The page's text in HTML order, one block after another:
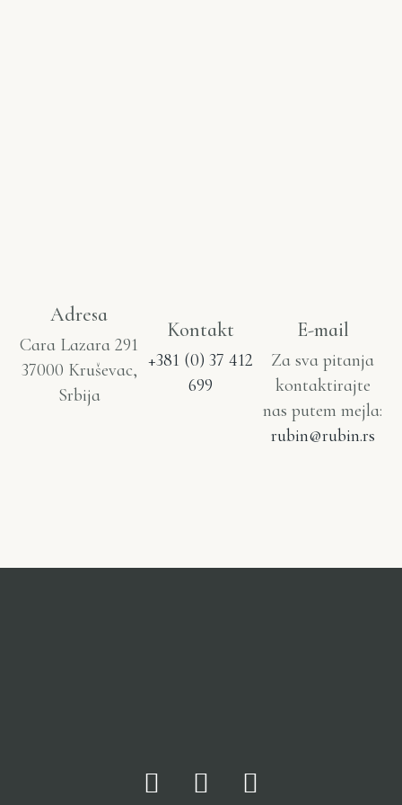
Adresa
Cara Lazara 291
37000 Kruševac,
Srbija
Kontakt
+381 (0) 37 412
699
E-mail
Za sva pitanja
kontaktirajte
nas putem mejla:
rubin@rubin.rs